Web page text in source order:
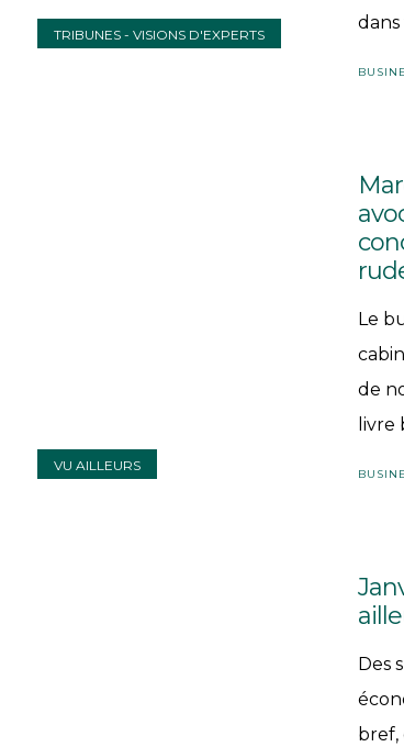
TRIBUNES - VISIONS D'EXPERTS
dans
VU AILLEURS
Le
de
livre
Des
bref,